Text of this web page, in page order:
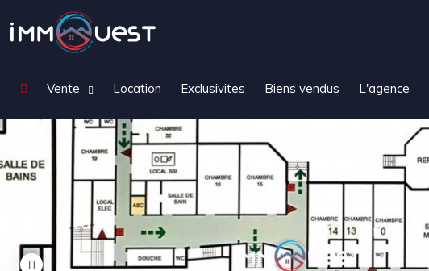
Vente Location Exclusivites Biens vendus L'agence